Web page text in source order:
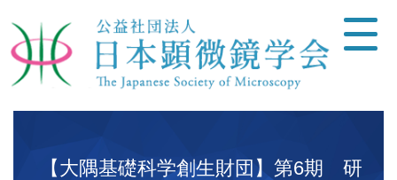
【大隅基礎科学創生財団】第6期 研